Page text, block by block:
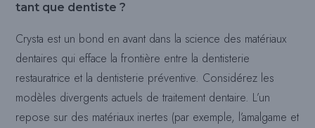
tant que dentiste ?
Crysta est un bond en avant dans la science des matériaux
dentaires qui efface la frontière entre la dentisterie
restauratrice et la dentisterie préventive. Considérez les
modèles divergents actuels de traitement dentaire. L’un
repose sur des matériaux inertes (par exemple, l’amalgame et